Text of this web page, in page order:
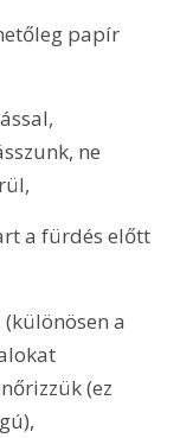
papír
ne
a fürdés előtt
a
(ez